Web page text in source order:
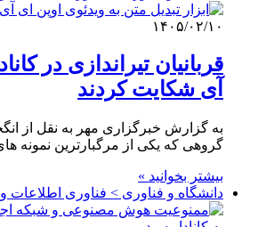
۱۴۰۵/۰۲/۱۰
قربانیان تیراندازی در
آی شکایت کردند
به گزارش خبرگزاری مهر به نقل از
گروهی که یکی از مرگبارترین نمونه
بیشتر بخوانید »
دانشگاه و فناوری > فناوری اطلاعات